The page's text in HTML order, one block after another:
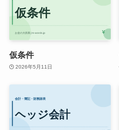
仮条件
2026年5月11日